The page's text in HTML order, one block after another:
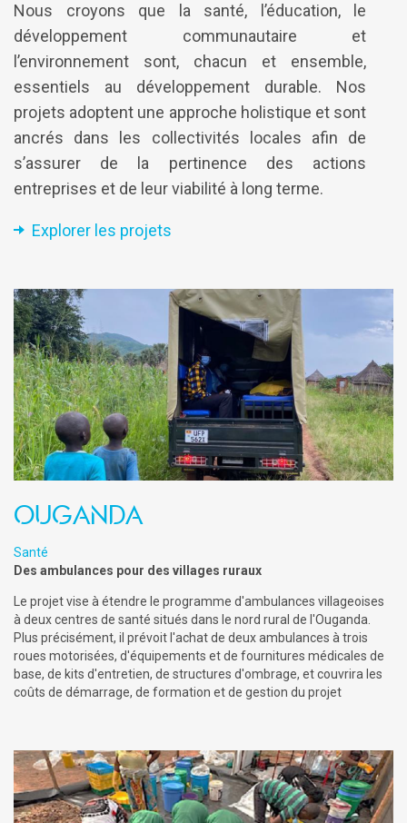
Nous croyons que la santé, l’éducation, le
développement communautaire et
l’environnement sont, chacun et ensemble,
essentiels au développement durable. Nos
projets adoptent une approche holistique et sont
ancrés dans les collectivités locales afin de
s’assurer de la pertinence des actions
entreprises et de leur viabilité à long terme.
Explorer les projets
Ouganda
Santé
Des ambulances pour des villages ruraux
Le projet vise à étendre le programme d'ambulances villageoises
à deux centres de santé situés dans le nord rural de l'Ouganda.
Plus précisément, il prévoit l'achat de deux ambulances à trois
roues motorisées, d'équipements et de fournitures médicales de
base, de kits d'entretien, de structures d'ombrage, et couvrira les
coûts de démarrage, de formation et de gestion du projet